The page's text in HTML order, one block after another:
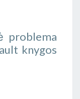
problema
knygos